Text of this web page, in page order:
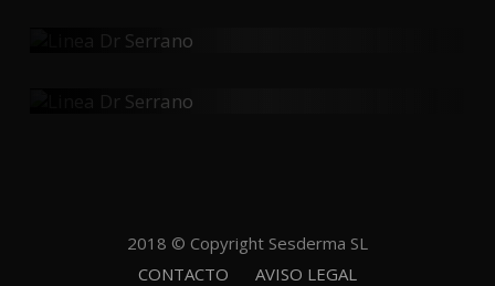
Linea Dr Serrano
Linea Dr Serrano
2018 © Copyright Sesderma SL
CONTACTO
AVISO LEGAL